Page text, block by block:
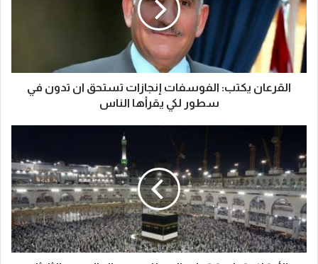
القرعان يكتب: الفوسفات إنجازات تستحق ان تدون في
سطور لكي يقرأها الناس